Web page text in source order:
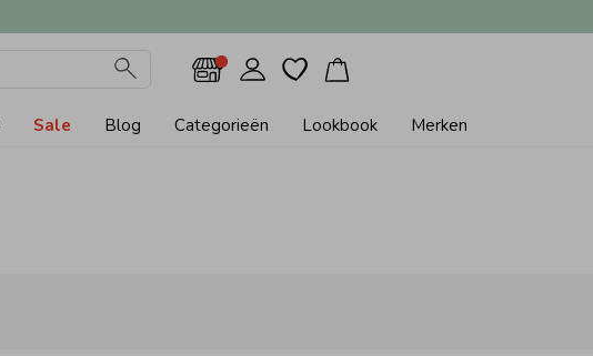
Sale Blog Categorieën Lookbook Merken